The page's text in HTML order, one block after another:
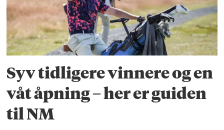
Syv tidligere vinnere og en
våt åpning – her er guiden
til NM